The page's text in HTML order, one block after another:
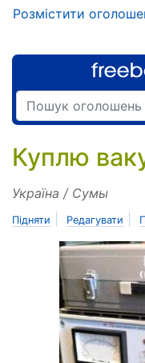
Розмістити
Куплю
Україна / Сумы
Підняти Редагувати